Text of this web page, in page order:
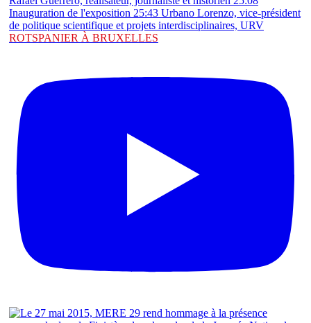
ROTSPANIER À BRUXELLES